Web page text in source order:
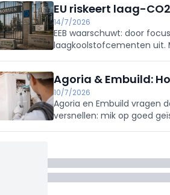
EU riskeert laag-
14/7/2026
EEB waarschuwt: door
laagkoolstofcementen uit.
Agoria & Embuild:
10/7/2026
Agoria en Embuild vragen
versnellen: mik op goed